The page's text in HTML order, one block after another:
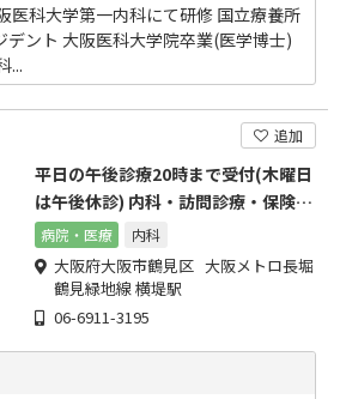
医科大学第一内科にて研修 国立療養所
デント 大阪医科大学院卒業(医学博士)
...
追加
平日の午後診療20時まで受付(木曜日
は午後休診) 内科・訪問診療・保険診
療・無料低額診療
病院・医療 内科
大阪府大阪市鶴見区 大阪メトロ長堀
鶴見緑地線 横堤駅
06-6911-3195